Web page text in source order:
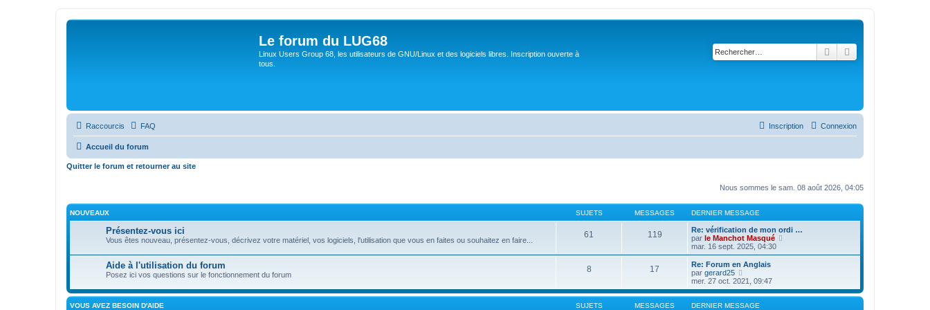
Le forum du LUG68
Linux Users Group 68, les utilisateurs de GNU/Linux et des logiciels libres. Inscription ouverte à
tous.
Rechercher
Raccourcis FAQ Connexion
Inscription
Accueil du forum
Quitter le forum et retourner au site
Nous sommes le sam. 08 août 2026, 04:05
NOUVEAUX SUJETS MESSAGES DERNIER MESSAGE
Présentez-vous ici
Vous êtes nouveau, présentez-vous, décrivez votre matériel, vos logiciels, l'utilisation que vous en faites ou souhaitez en faire...
61 119
Re: vérification de mon ordi …
par le Manchot Masqué
n
e
mar. 16 sept. 2025, 04:30
Aide à l'utilisation du forum
Posez ici vos questions sur le fonctionnement du forum
8 17
Re: Forum en Anglais
par gerard25
o
n
s
u
mer. 27 oct. 2021, 09:47
VOUS AVEZ BESOIN D'AIDE SUJETS MESSAGES DERNIER MESSAGE